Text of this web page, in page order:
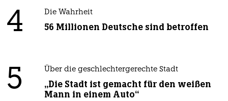
4 Die Wahrheit
56 Millionen Deutsche sind betroffen
5 Über die geschlechtergerechte Stadt
„Die Stadt ist gemacht für den weißen
Mann in einem Auto“